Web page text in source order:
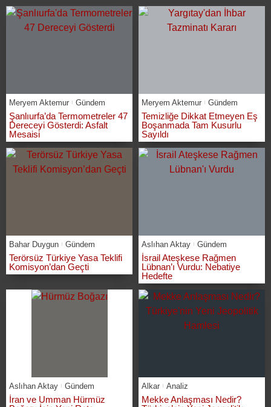
Meryem Aktemur Gündem
Şanlıurfa’da Termometreler 47
Dereceyi Gösterdi: Asfalt
Mesaisi
Meryem Aktemur Gündem
Temizliğe Dikkat Etmeyen Eş
Boşanmada Tam Kusurlu
Sayıldı
Bahar Duygun Gündem
Terörsüz Türkiye Yasa Teklifi
Komisyon’dan Geçti
Aslıhan Aktay Gündem
İsrail Ateşkese Rağmen
Lübnan’ı Vurdu: Nebatiye
Hedefte
Aslıhan Aktay Gündem
İran ve Umman Hürmüz
Alkar Analiz
Mekke Anlaşması Nedir?